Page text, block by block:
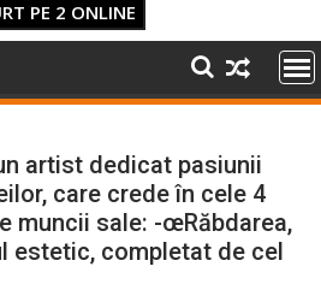
PE 2 ONLINE
artist dedicat pasiunii
care crede în cele 4
muncii sale: -œRăbdarea,
estetic, completat de cel